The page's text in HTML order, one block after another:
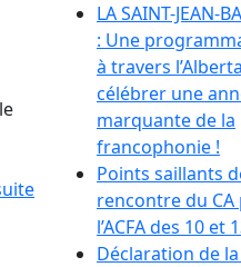
LA SAINT-JEAN-
: Une
à travers
célébrer une
marquante de la
francophonie !
Points saillants
rencontre du
l’ACFA des 10 et
Déclaration de